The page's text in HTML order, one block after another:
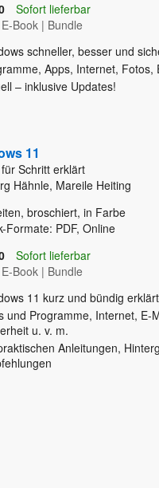
Sofort lieferbar
E-Book | Bundle
schneller, besser und
Apps, Internet, Fotos,
– inklusive Updates!
11
Schritt erklärt
Hähnle, Mareile Heiting
broschiert, in Farbe
Formate: PDF, Online
Sofort lieferbar
E-Book | Bundle
11 kurz und bündig erklärt
und Programme, Internet, E-
u. v. m.
Anleitungen,